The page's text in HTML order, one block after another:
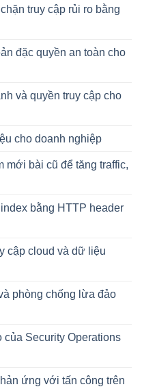
truy cập rủi ro bằng
đặc quyền an toàn cho
và quyền truy cập cho
cho doanh nghiệp
mới bài cũ để tăng traffic,
bằng HTTP header
cập cloud và dữ liệu
phòng chống lừa đảo
của Security Operations
ứng với tấn công trên